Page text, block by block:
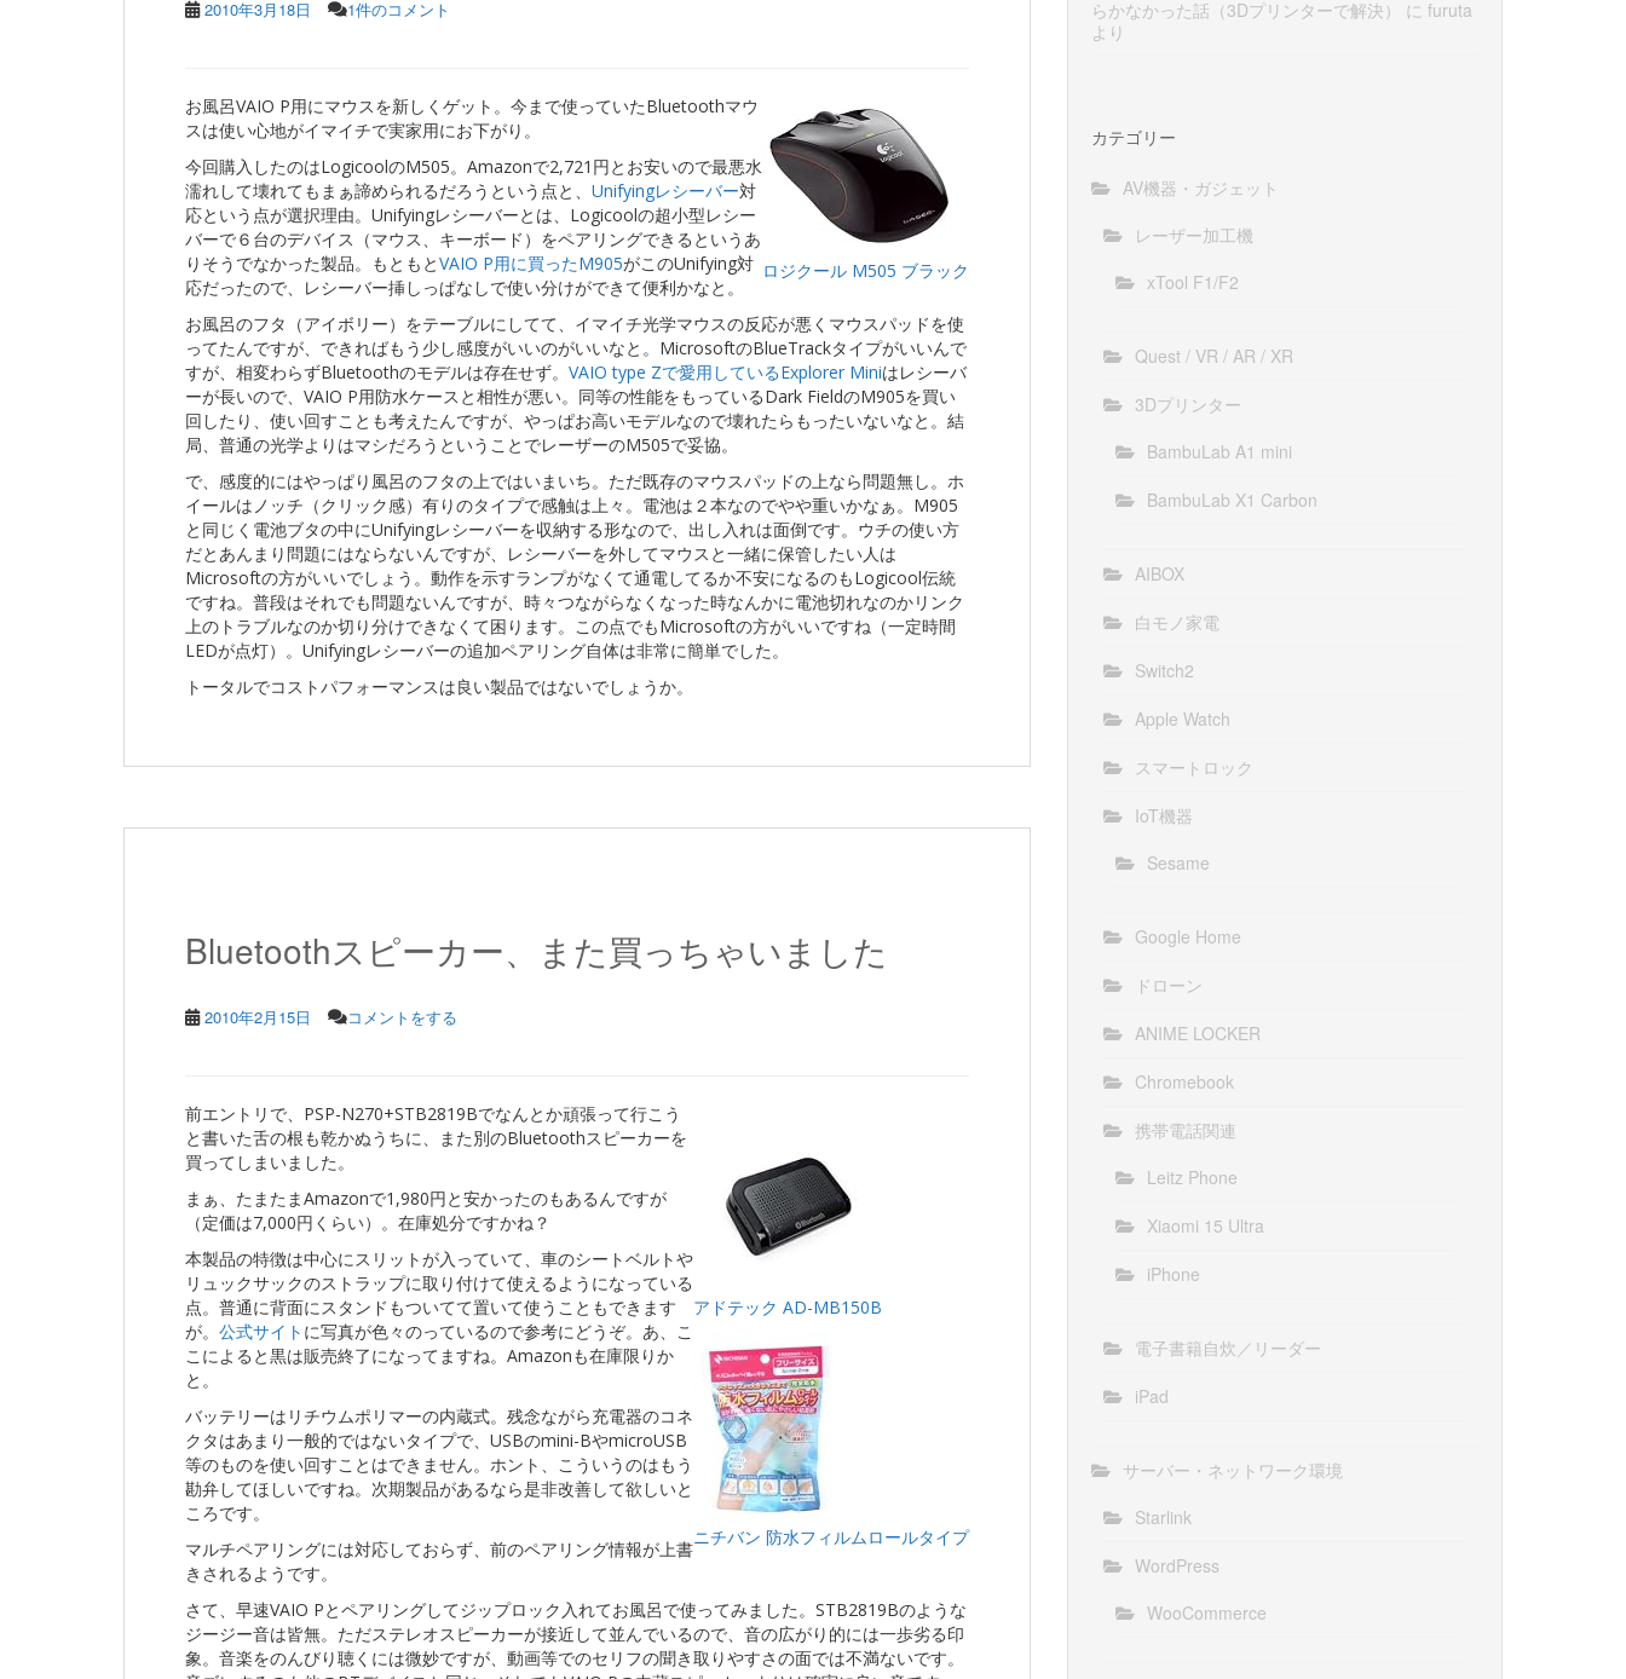
2010年3月18日 1件のコメント
ロジクール M505 ブラック
お風呂VAIO P用にマウスを新しくゲット。今まで使っていたBluetoothマウ
スは使い心地がイマイチで実家用にお下がり。
今回購入したのはLogicoolのM505。Amazonで2,721円とお安いので最悪水
濡れして壊れてもまぁ諦められるだろうという点と、 Unifyingレシーバー対
応という点が選択理由。Unifyingレシーバーとは、Logicoolの超小型レシー
バーで６台のデバイス（マウス、キーボード）をペアリングできるというあ
りそうでなかった製品。もともとVAIO P用に買ったM905がこのUnifying対
応だったので、レシーバー挿しっぱなしで使い分けができて便利かなと。
お風呂のフタ（アイボリー）をテーブルにしてて、イマイチ光学マウスの反応が悪くマウスパッドを使
ってたんですが、できればもう少し感度がいいのがいいなと。MicrosoftのBlueTrackタイプがいいんで
すが、相変わらずBluetoothのモデルは存在せず。 VAIO type Zで愛用しているExplorer Miniはレシーバ
ーが長いので、VAIO P用防水ケースと相性が悪い。同等の性能をもっているDark FieldのM905を買い
回したり、使い回すことも考えたんですが、やっぱお高いモデルなので壊れたらもったいないなと。結
局、普通の光学よりはマシだろうということでレーザーのM505で妥協。
で、感度的にはやっぱり風呂のフタの上ではいまいち。ただ既存のマウスパッドの上なら問題無し。ホ
イールはノッチ（クリック感）有りのタイプで感触は上々。電池は２本なのでやや重いかなぁ。M905
と同じく電池ブタの中にUnifyingレシーバーを収納する形なので、出し入れは面倒です。ウチの使い方
だとあんまり問題にはならないんですが、レシーバーを外してマウスと一緒に保管したい人は
Microsoftの方がいいでしょう。動作を示すランプがなくて通電してるか不安になるのもLogicool伝統
ですね。普段はそれでも問題ないんですが、時々つながらなくなった時なんかに電池切れなのかリンク
上のトラブルなのか切り分けできなくて困ります。この点でもMicrosoftの方がいいですね（一定時間
LEDが点灯）。Unifyingレシーバーの追加ペアリング自体は非常に簡単でした。
トータルでコストパフォーマンスは良い製品ではないでしょうか。
Bluetoothスピーカー、また買っちゃいました
2010年2月15日 コメントをする
アドテック AD-MB150B
ニチバン 防水フィルムロールタイプ
前エントリで、PSP-N270+STB2819Bでなんとか頑張って行こう
と書いた舌の根も乾かぬうちに、また別のBluetoothスピーカーを
買ってしまいました。
まぁ、たまたまAmazonで1,980円と安かったのもあるんですが
（定価は7,000円くらい）。在庫処分ですかね？
本製品の特徴は中心にスリットが入っていて、車のシートベルトや
リュックサックのストラップに取り付けて使えるようになっている
点。普通に背面にスタンドもついてて置いて使うこともできます
が。 公式サイト に写真が色々のっているので参考にどうぞ。あ、こ
こによると黒は販売終了になってますね。Amazonも在庫限りか
と。
バッテリーはリチウムポリマーの内蔵式。残念ながら充電器のコネ
クタはあまり一般的ではないタイプで、USBのmini-BやmicroUSB
等のものを使い回すことはできません。ホント、こういうのはもう
勘弁してほしいですね。次期製品があるなら是非改善して欲しいと
ころです。
マルチペアリングには対応しておらず、前のペアリング情報が上書
きされるようです。
さて、早速VAIO Pとペアリングしてジップロック入れてお風呂で使ってみました。STB2819Bのような
ジージー音は皆無。ただステレオスピーカーが接近して並んでいるので、音の広がり的には一歩劣る印
象。音楽をのんびり聴くには微妙ですが、動画等でのセリフの聞き取りやすさの面では不満ないです。
らかなかった話（3Dプリンターで解決）
に furuta
より
カテゴリー
AV機器・ガジェット
レーザー加工機
xTool F1/F2
Quest / VR / AR / XR
3Dプリンター
BambuLab A1 mini
BambuLab X1 Carbon
AIBOX
白モノ家電
Switch2
Apple Watch
スマートロック
IoT機器
Sesame
Google Home
ドローン
ANIME LOCKER
Chromebook
携帯電話関連
Leitz Phone
Xiaomi 15 Ultra
iPhone
電子書籍自炊／リーダー
iPad
サーバー・ネットワーク環境
Starlink
WordPress
WooCommerce